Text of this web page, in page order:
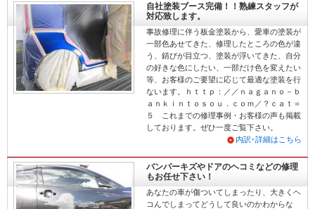
自社塗装ブース完備！！熟練スタッフが
対応致します。
事故修理に伴う板金塗装から、愛車の塗装が
一部色あせてきた、修理したところの色が違
う、錆びが目立つ、塗装が浮いてきた、自分
の好きな色にしたい、一部だけ色を変えたい
等、お客様のご要望に応じて最適な塗装を行
ないます。ｈｔｔｐ：／／ｎａｇａｎｏ－ｂ
ａｎｋｉｎｔｏｓｏｕ．ｃｏｍ／？ｃａｔ＝
５ これまでの修理事例・お客様の声も掲載
しております。ぜひ一度ご覧下さい。
内訳･詳細はこちら
バンパーキズやドアのヘコミなどの修理
もお任せ下さい！
あなたの車が傷ついてしまったり、大きくヘ
コんでしまってどうして良いのかわからな